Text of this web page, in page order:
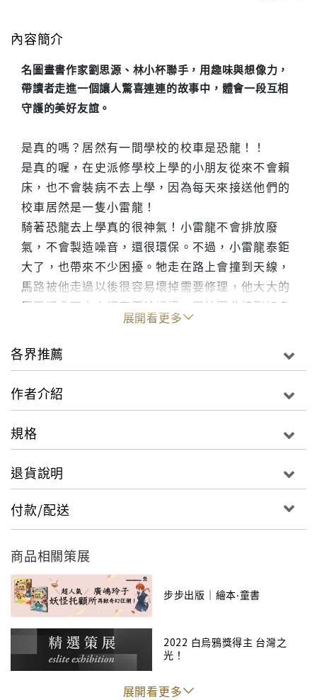
內容簡介
名圖畫書作家劉思源、林小杯聯手，用趣味與想像力，
帶讀者走進一個讓人驚喜連連的故事中，體會一段互相
守護的美好友誼。
是真的嗎？居然有一間學校的校車是恐龍！！
是真的喔，在史派修學校上學的小朋友從來不會賴
床，也不會裝病不去上學，因為每天來接送他們的
校車居然是一隻小雷龍！
騎著恐龍去上學真的很神氣！小雷龍不會排放廢
氣，不會製造噪音，還很環保。不過，小雷龍泰鉅
大了，也帶來不少困擾。牠走在路上會撞到天線，
馬路被他走過以後很容易壞掉需要修理，他大大的
尾巴還會不小心把東西給掃壞，學校因此接到好多
好多罰單，最後居然把小雷龍給禁足了！！學校裡
的孩子都好傷心，他們有辦法可以讓最喜愛的小雷
龍又跟他們開心的在一起嗎？
本書故事充滿創意與幽默，圖畫風格鮮明，以小雷
龍這個不可以思議的角色，帶領讀者走進一個奇妙
的世界，同時也埋下一些困難，讓孩子去思考友誼
的價值與如何解決問題。隨書附贈的「一起上學
去」書衣海報，描述世界上某些地區的孩子，他們
不同的上學之路，有的充滿艱辛，有的新鮮有趣，
展開看更多
各界推薦
作者介紹
規格
退貨說明
付款/配送
商品相關策展
步步出版｜繪本‧童書
2022 白烏鴉獎得主 台灣之
光！
展開看更多